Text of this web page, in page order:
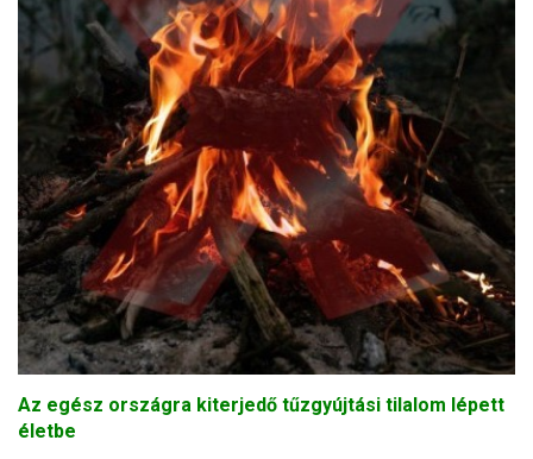
Az egész országra kiterjedő tűzgyújtási tilalom lépett
életbe